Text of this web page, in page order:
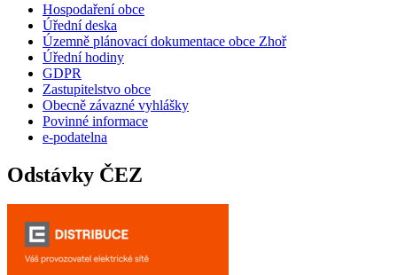
Hospodaření obce
Úřední deska
Územně plánovací dokumentace obce Zhoř
Úřední hodiny
GDPR
Zastupitelstvo obce
Obecně závazné vyhlášky
Povinné informace
e-podatelna
Odstávky ČEZ